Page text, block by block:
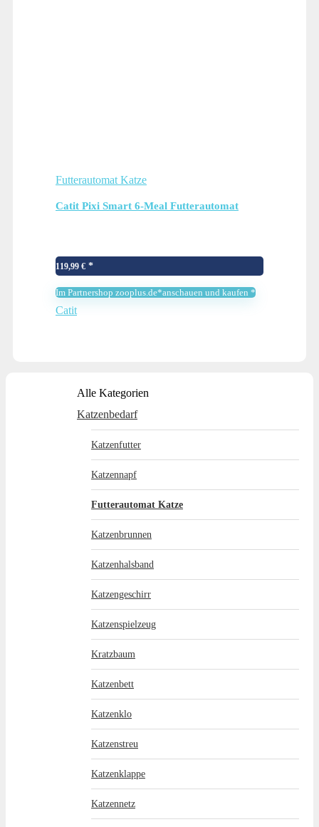
Futterautomat Katze
Catit Pixi Smart 6-Meal Futterautomat
119,99 €
Im Partnershop zooplus.de*anschauen und kaufen *
Catit
Alle Kategorien
Katzenbedarf
Katzenfutter
Katzennapf
Futterautomat Katze
Katzenbrunnen
Katzenhalsband
Katzengeschirr
Katzenspielzeug
Kratzbaum
Katzenbett
Katzenklo
Katzenstreu
Katzenklappe
Katzennetz